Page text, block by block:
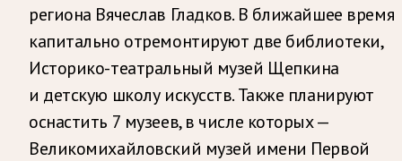
региона Вячеслав Гладков. В ближайшее время
капитально отремонтируют две библиотеки,
Историко-театральный музей Щепкина
и детскую школу искусств. Также планируют
оснастить 7 музеев, в числе которых —
Великомихайловский музей имени Первой